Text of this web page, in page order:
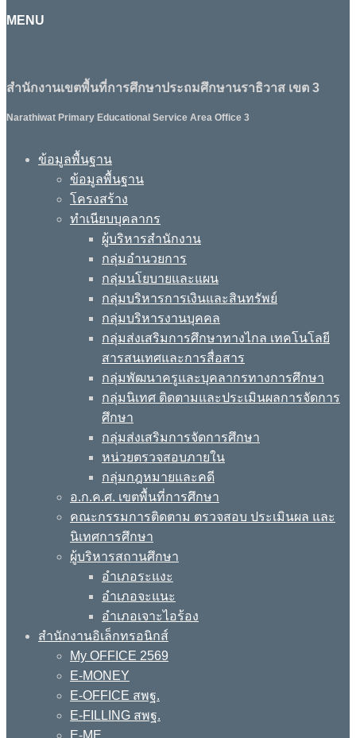
MENU
สำนักงานเขตพื้นที่การศึกษาประถมศึกษานราธิวาส เขต 3
Narathiwat Primary Educational Service Area Office 3
ข้อมูลพื้นฐาน
ข้อมูลพื้นฐาน
โครงสร้าง
ทำเนียบบุคลากร
ผู้บริหารสำนักงาน
กลุ่มอำนวยการ
กลุ่มนโยบายและแผน
กลุ่มบริหารการเงินและสินทรัพย์
กลุ่มบริหารงานบุคคล
กลุ่มส่งเสริมการศึกษาทางไกล เทคโนโลยี
สารสนเทศและการสื่อสาร
กลุ่มพัฒนาครูและบุคลากรทางการศึกษา
กลุ่มนิเทศ ติดตามและประเมินผลการจัดการ
ศึกษา
กลุ่มส่งเสริมการจัดการศึกษา
หน่วยตรวจสอบภายใน
กลุ่มกฎหมายและคดี
อ.ก.ค.ศ. เขตพื้นที่การศึกษา
คณะกรรมการติดตาม ตรวจสอบ ประเมินผล และ
นิเทศการศึกษา
ผู้บริหารสถานศึกษา
อำเภอระแงะ
อำเภอจะแนะ
อำเภอเจาะไอร้อง
สำนักงานอิเล็กทรอนิกส์
My OFFICE 2569
E-MONEY
E-OFFICE สพฐ.
E-FILLING สพฐ.
E-ME